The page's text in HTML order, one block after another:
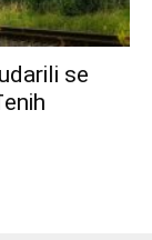
se